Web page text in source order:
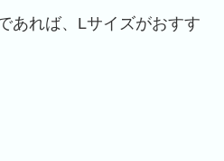
あれば、Lサイズがおすす